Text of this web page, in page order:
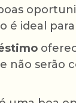
é ideal
não serão